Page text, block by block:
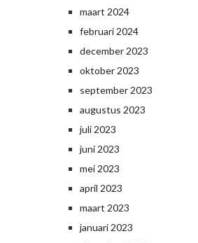
maart 2024
februari 2024
december 2023
oktober 2023
september 2023
augustus 2023
juli 2023
juni 2023
mei 2023
april 2023
maart 2023
januari 2023